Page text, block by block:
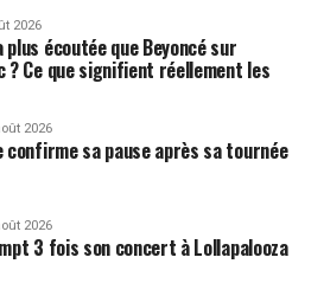
2026
plus écoutée que Beyoncé sur
? Ce que signifient réellement les
2026
confirme sa pause après sa tournée
2026
3 fois son concert à Lollapalooza